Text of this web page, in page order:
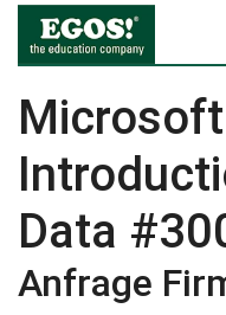
Data
Anfrage